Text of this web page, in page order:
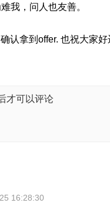
我，问人也友善。
认拿到offer. 也祝大家好
才可以评论
16:28:30